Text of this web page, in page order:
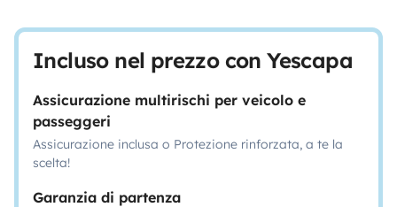
Incluso nel prezzo con Yescapa
Assicurazione multirischi per veicolo e
passeggeri
Assicurazione inclusa o Protezione rinforzata, a te la
scelta!
Garanzia di partenza